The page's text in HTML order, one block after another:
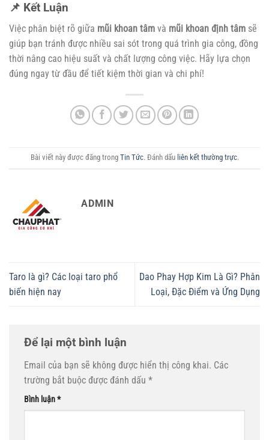
📌 Kết Luận
Việc phân biệt rõ giữa mũi khoan tâm và mũi khoan định tâm sẽ
giúp bạn tránh được nhiều sai sót trong quá trình gia công, đồng
thời nâng cao hiệu suất và chất lượng công việc. Hãy lựa chọn
đúng ngay từ đầu để tiết kiệm thời gian và chi phí!
Bài viết này được đăng trong Tin Tức. Đánh dấu liên kết thường trực.
ADMIN
Taro là gì? Các loại taro phổ
biến hiện nay
Dao Phay Hợp Kim Là Gì? Phân
Loại, Đặc Điểm và Ứng Dụng
Để lại một bình luận
Email của bạn sẽ không được hiển thị công khai. Các
trường bắt buộc được đánh dấu *
Bình luận*